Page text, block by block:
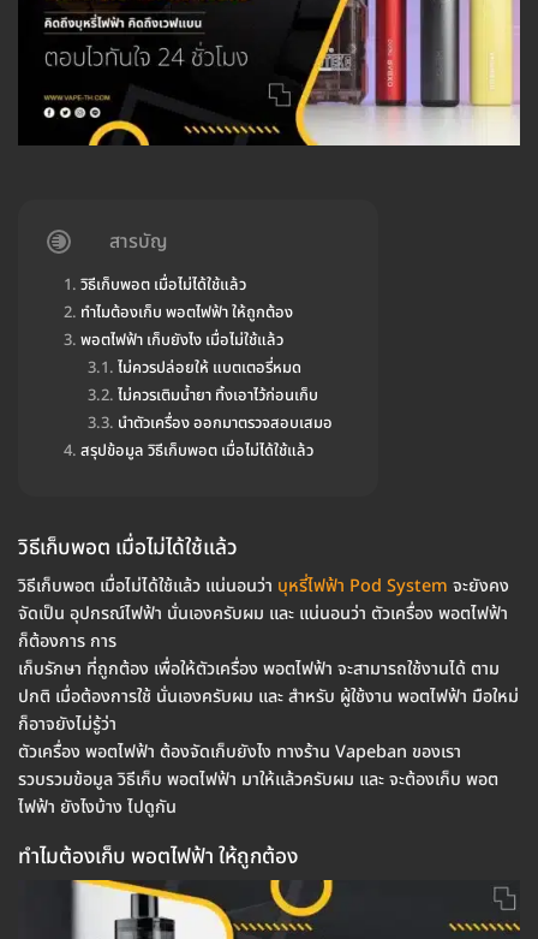
สารบัญ
วิธีเก็บพอต เมื่อไม่ได้ใช้แล้ว
ทำไมต้องเก็บ พอตไฟฟ้า ให้ถูกต้อง
พอตไฟฟ้า เก็บยังไง เมื่อไม่ใช้แล้ว
ไม่ควรปล่อยให้ แบตเตอรี่หมด
ไม่ควรเติมน้ำยา ทิ้งเอาไว้ก่อนเก็บ
นำตัวเครื่อง ออกมาตรวจสอบเสมอ
สรุปข้อมูล วิธีเก็บพอต เมื่อไม่ได้ใช้แล้ว
วิธีเก็บพอต เมื่อไม่ได้ใช้แล้ว
วิธีเก็บพอต เมื่อไม่ได้ใช้แล้ว แน่นอนว่า บุหรี่ไฟฟ้า Pod System จะยังคง
จัดเป็น อุปกรณ์ไฟฟ้า นั่นเองครับผม และ แน่นอนว่า ตัวเครื่อง พอตไฟฟ้า
ก็ต้องการ การ
เก็บรักษา ที่ถูกต้อง เพื่อให้ตัวเครื่อง พอตไฟฟ้า จะสามารถใช้งานได้ ตาม
ปกติ เมื่อต้องการใช้ นั่นเองครับผม และ สำหรับ ผู้ใช้งาน พอตไฟฟ้า มือใหม่
ก็อาจยังไม่รู้ว่า
ตัวเครื่อง พอตไฟฟ้า ต้องจัดเก็บยังไง ทางร้าน Vapeban ของเรา
รวบรวมข้อมูล วิธีเก็บ พอตไฟฟ้า มาให้แล้วครับผม และ จะต้องเก็บ พอต
ไฟฟ้า ยังไงบ้าง ไปดูกัน
ทำไมต้องเก็บ พอตไฟฟ้า ให้ถูกต้อง